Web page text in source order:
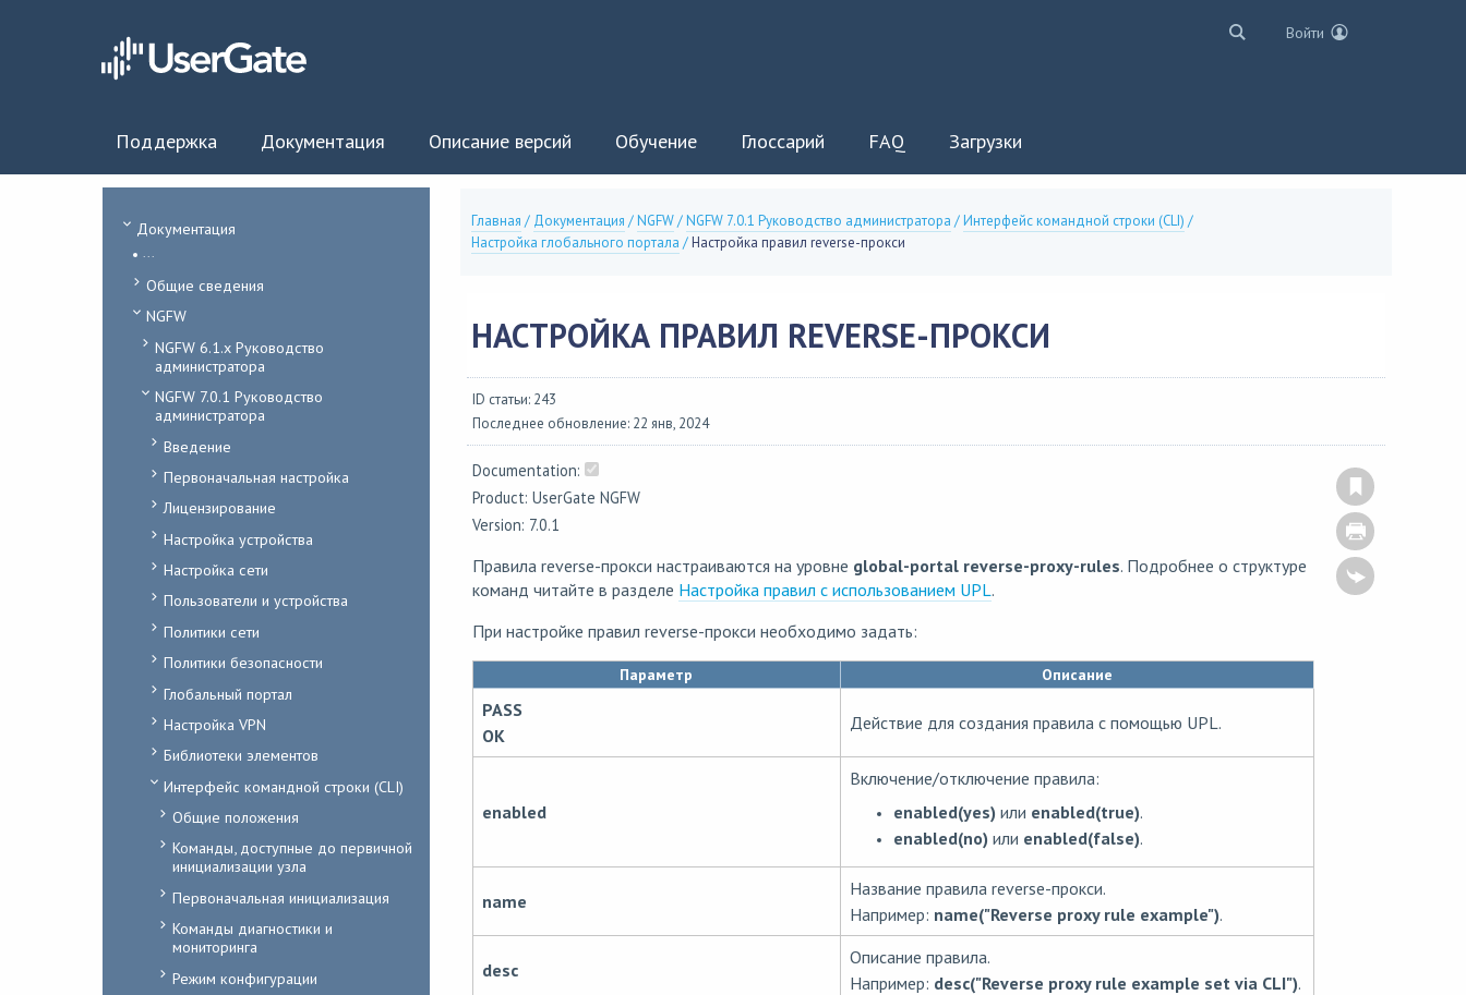
Войти
Поддержка Документация Описание версий Обучение Глоссарий FAQ Загрузки
Документация
...
Общие сведения
NGFW
NGFW 6.1.x Руководство
администратора
NGFW 7.0.1 Руководство
администратора
Введение
Первоначальная настройка
Лицензирование
Настройка устройства
Настройка сети
Пользователи и устройства
Политики сети
Политики безопасности
Глобальный портал
Настройка VPN
Библиотеки элементов
Интерфейс командной строки (CLI)
Общие положения
Команды, доступные до первичной
инициализации узла
Первоначальная инициализация
Команды диагностики и
мониторинга
Режим конфигурации
Главная / Документация /NGFW/NGFW 7.0.1 Руководство администратора /Интерфейс командной строки (CLI) /
Настройка глобального портала /Настройка правил reverse-прокси
НАСТРОЙКА ПРАВИЛ REVERSE-ПРОКСИ
ID статьи: 243
Последнее обновление: 22 янв, 2024
Documentation:
Product: UserGate NGFW
Version: 7.0.1
Правила reverse-прокси настраиваются на уровне global-portal reverse-proxy-rules. Подробнее о структуре
команд читайте в разделе Настройка правил с использованием UPL.
При настройке правил reverse-прокси необходимо задать:
Параметр Описание
PASS
OK
Действие для создания правила с помощью UPL.
enabled
Включение/отключение правила:
enabled(yes) или enabled(true).
enabled(no) или enabled(false).
name
Название правила reverse-прокси.
Например: name("Reverse proxy rule example").
desc
Описание правила.
Например: desc("Reverse proxy rule example set via CLI").